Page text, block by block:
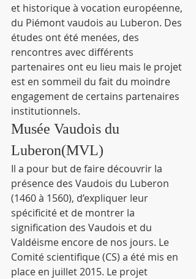
et historique à vocation européenne,
du Piémont vaudois au Luberon. Des
études ont été menées, des
rencontres avec différents
partenaires ont eu lieu mais le projet
est en sommeil du fait du moindre
engagement de certains partenaires
institutionnels.
Musée Vaudois du
Luberon(MVL)
Il a pour but de faire découvrir la
présence des Vaudois du Luberon
(1460 à 1560), d’expliquer leur
spécificité et de montrer la
signification des Vaudois et du
Valdéisme encore de nos jours. Le
Comité scientifique (CS) a été mis en
place en juillet 2015. Le projet